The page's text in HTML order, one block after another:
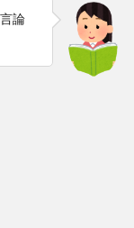
論